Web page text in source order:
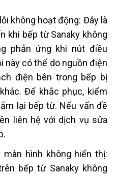
không hoạt động: Đây là
khi bếp từ Sanaky không
phản ứng khi nút điều
này có thể do nguồn điện
điện bên trong bếp bị
Để khắc phục, kiểm
lại bếp từ. Nếu vấn đề
liên hệ với dịch vụ sửa
màn hình không hiển thị:
bếp từ Sanaky không